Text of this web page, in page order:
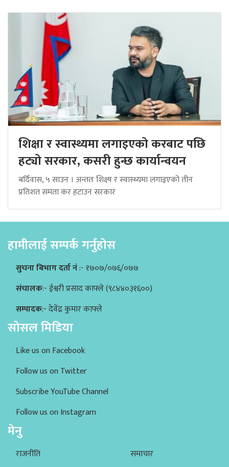
शिक्षा र स्वास्थ्यमा लगाइएको करबाट पछि
हट्यो सरकार, कसरी हुन्छ कार्यान्वयन
बर्दिवास, ५ साउन । अन्ततः शिक्ष्ष र स्वास्थ्यमा लगाइएको तीन
प्रतिशत समता कर हटाउन सरकार
हामीलाई सम्पर्क गर्नुहोस
सुचना बिभाग दर्ता नं:- १७०७/०७६/०७७
संचालक:- ईश्वरी प्रसाद काफ्ले (९८४४०३१६००)
सम्पादक:- देवेंद्र कुमार काफ्ले
सोसल मिडिया
Like us on Facebook
Follow us on Twitter
Subscribe YouTube Channel
Follow us on Instagram
मेनु
राजनीति समाचार